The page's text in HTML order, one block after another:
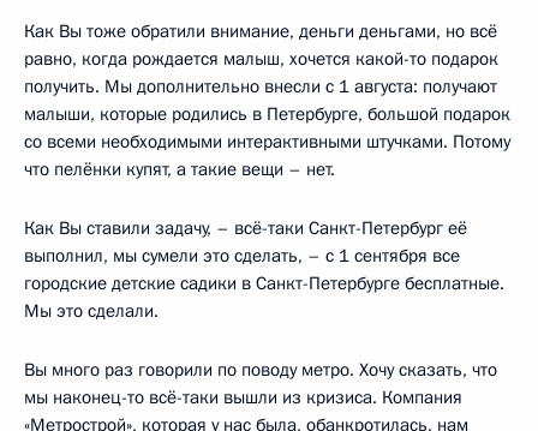
Как Вы тоже обратили внимание, деньги деньгами, но всё
равно, когда рождается малыш, хочется какой-то подарок
получить. Мы дополнительно внесли с 1 августа: получают
малыши, которые родились в Петербурге, большой подарок
со всеми необходимыми интерактивными штучками. Потому
что пелёнки купят, а такие вещи – нет.
Как Вы ставили задачу, – всё-таки Санкт-Петербург её
выполнил, мы сумели это сделать, – с 1 сентября все
городские детские садики в Санкт-Петербурге бесплатные.
Мы это сделали.
Вы много раз говорили по поводу метро. Хочу сказать, что
мы наконец-то всё-таки вышли из кризиса. Компания
«Метрострой», которая у нас была, обанкротилась, нам